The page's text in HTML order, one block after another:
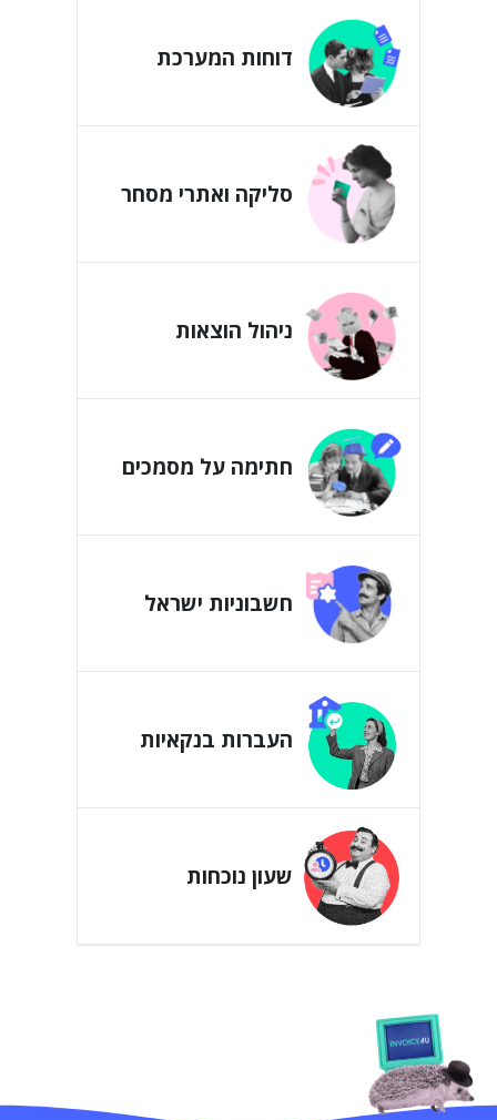
דוחות המערכת
סליקה ואתרי מסחר
ניהול הוצאות
חתימה על מסמכים
חשבוניות ישראל
העברות בנקאיות
שעון נוכחות